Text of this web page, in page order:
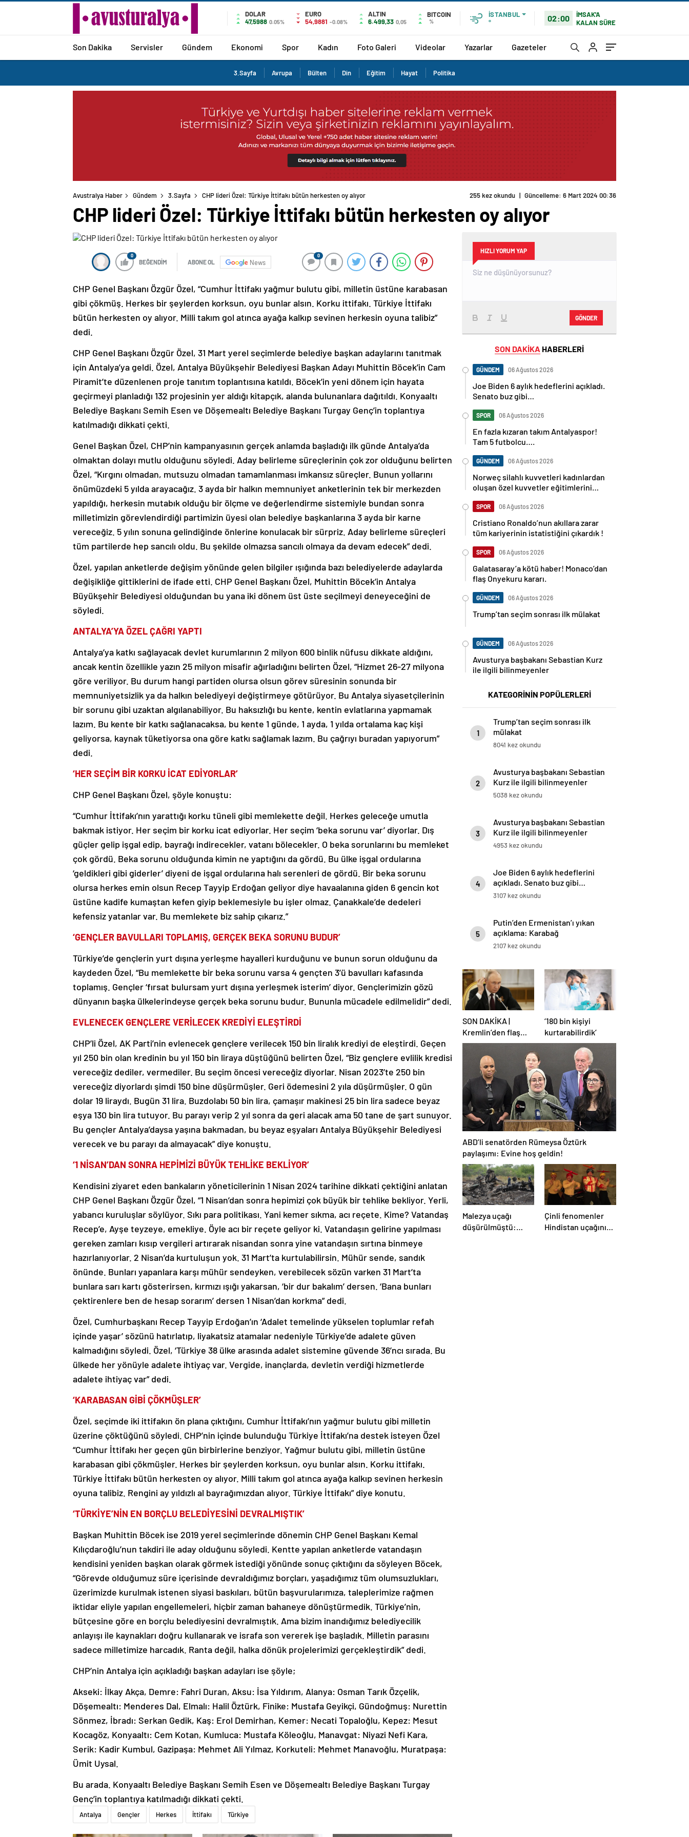
DOLAR
47,5988 0.05%
EURO
54,9881 -0.08%
ALTIN
6.499,33 0,05
BITCOIN
%
İSTANBUL
°
02:00
İMSAK'A
KALAN SÜRE
Son Dakika Servisler Gündem Ekonomi Spor Kadın Foto Galeri Videolar Yazarlar Gazeteler
3.Sayfa Avrupa Bülten Din Eğitim Hayat Politika
Avustralya Haber Gündem 3.Sayfa CHP lideri Özel: Türkiye İttifakı bütün herkesten oy alıyor 255 kez okundu | Güncelleme: 6 Mart 2024 00:36
CHP lideri Özel: Türkiye İttifakı bütün herkesten oy alıyor
0
BEĞENDİM ABONE OL News
0
CHP Genel Başkanı Özgür Özel, “Cumhur İttifakı yağmur bulutu gibi, milletin üstüne karabasan
gibi çökmüş. Herkes bir şeylerden korksun, oyu bunlar alsın. Korku ittifakı. Türkiye İttifakı
bütün herkesten oy alıyor. Milli takım gol atınca ayağa kalkıp sevinen herkesin oyuna talibiz”
dedi.
CHP Genel Başkanı Özgür Özel, 31 Mart yerel seçimlerde belediye başkan adaylarını tanıtmak
için Antalya’ya geldi. Özel, Antalya Büyükşehir Belediyesi Başkan Adayı Muhittin Böcek’in Cam
Piramit’te düzenlenen proje tanıtım toplantısına katıldı. Böcek’in yeni dönem için hayata
geçirmeyi planladığı 132 projesinin yer aldığı kitapçık, alanda bulunanlara dağıtıldı. Konyaaltı
Belediye Başkanı Semih Esen ve Döşemealtı Belediye Başkanı Turgay Genç’in toplantıya
katılmadığı dikkati çekti.
Genel Başkan Özel, CHP’nin kampanyasının gerçek anlamda başladığı ilk günde Antalya’da
olmaktan dolayı mutlu olduğunu söyledi. Aday belirleme süreçlerinin çok zor olduğunu belirten
Özel, “Kırgını olmadan, mutsuzu olmadan tamamlanması imkansız süreçler. Bunun yollarını
önümüzdeki 5 yılda arayacağız. 3 ayda bir halkın memnuniyet anketlerinin tek bir merkezden
yapıldığı, herkesin mutabık olduğu bir ölçme ve değerlendirme sistemiyle bundan sonra
milletimizin görevlendirdiği partimizin üyesi olan belediye başkanlarına 3 ayda bir karne
vereceğiz. 5 yılın sonuna gelindiğinde önlerine konulacak bir sürpriz. Aday belirleme süreçleri
tüm partilerde hep sancılı oldu. Bu şekilde olmazsa sancılı olmaya da devam edecek” dedi.
Özel, yapılan anketlerde değişim yönünde gelen bilgiler ışığında bazı belediyelerde adaylarda
değişikliğe gittiklerini de ifade etti. CHP Genel Başkanı Özel, Muhittin Böcek’in Antalya
Büyükşehir Belediyesi olduğundan bu yana iki dönem üst üste seçilmeyi deneyeceğini de
söyledi.
ANTALYA’YA ÖZEL ÇAĞRI YAPTI
Antalya’ya katkı sağlayacak devlet kurumlarının 2 milyon 600 binlik nüfusu dikkate aldığını,
ancak kentin özellikle yazın 25 milyon misafir ağırladığını belirten Özel, “Hizmet 26-27 milyona
göre veriliyor. Bu durum hangi partiden olursa olsun görev süresinin sonunda bir
memnuniyetsizlik ya da halkın belediyeyi değiştirmeye götürüyor. Bu Antalya siyasetçilerinin
bir sorunu gibi uzaktan algılanabiliyor. Bu haksızlığı bu kente, kentin evlatlarına yapmamak
lazım. Bu kente bir katkı sağlanacaksa, bu kente 1 günde, 1 ayda, 1 yılda ortalama kaç kişi
geliyorsa, kaynak tüketiyorsa ona göre katkı sağlamak lazım. Bu çağrıyı buradan yapıyorum”
dedi.
‘HER SEÇİM BİR KORKU İCAT EDİYORLAR’
CHP Genel Başkanı Özel, şöyle konuştu:
“Cumhur İttifakı’nın yarattığı korku tüneli gibi memlekette değil. Herkes geleceğe umutla
bakmak istiyor. Her seçim bir korku icat ediyorlar. Her seçim ‘beka sorunu var’ diyorlar. Dış
güçler gelip işgal edip, bayrağı indirecekler, vatanı bölecekler. O beka sorunlarını bu memleket
çok gördü. Beka sorunu olduğunda kimin ne yaptığını da gördü. Bu ülke işgal ordularına
‘geldikleri gibi giderler’ diyeni de işgal ordularına halı serenleri de gördü. Bir beka sorunu
olursa herkes emin olsun Recep Tayyip Erdoğan geliyor diye havaalanına giden 6 gencin kot
üstüne kadife kumaştan kefen giyip beklemesiyle bu işler olmaz. Çanakkale’de dedeleri
kefensiz yatanlar var. Bu memlekete biz sahip çıkarız.”
‘GENÇLER BAVULLARI TOPLAMIŞ, GERÇEK BEKA SORUNU BUDUR’
Türkiye’de gençlerin yurt dışına yerleşme hayalleri kurduğunu ve bunun sorun olduğunu da
kaydeden Özel, “Bu memlekette bir beka sorunu varsa 4 gençten 3’ü bavulları kafasında
toplamış. Gençler ‘fırsat bulursam yurt dışına yerleşmek isterim’ diyor. Gençlerimizin gözü
dünyanın başka ülkelerindeyse gerçek beka sorunu budur. Bununla mücadele edilmelidir” dedi.
EVLENECEK GENÇLERE VERİLECEK KREDİYİ ELEŞTİRDİ
CHP’li Özel, AK Parti’nin evlenecek gençlere verilecek 150 bin liralık krediyi de eleştirdi. Geçen
yıl 250 bin olan kredinin bu yıl 150 bin liraya düştüğünü belirten Özel, “Biz gençlere evlilik kredisi
vereceğiz dediler, vermediler. Bu seçim öncesi vereceğiz diyorlar. Nisan 2023’te 250 bin
vereceğiz diyorlardı şimdi 150 bine düşürmüşler. Geri ödemesini 2 yıla düşürmüşler. O gün
dolar 19 liraydı. Bugün 31 lira. Buzdolabı 50 bin lira, çamaşır makinesi 25 bin lira sadece beyaz
eşya 130 bin lira tutuyor. Bu parayı verip 2 yıl sonra da geri alacak ama 50 tane de şart sunuyor.
Bu gençler Antalya’daysa yaşına bakmadan, bu beyaz eşyaları Antalya Büyükşehir Belediyesi
verecek ve bu parayı da almayacak” diye konuştu.
‘1 NİSAN’DAN SONRA HEPİMİZİ BÜYÜK TEHLİKE BEKLİYOR’
Kendisini ziyaret eden bankaların yöneticilerinin 1 Nisan 2024 tarihine dikkati çektiğini anlatan
CHP Genel Başkanı Özgür Özel, “1 Nisan’dan sonra hepimizi çok büyük bir tehlike bekliyor. Yerli,
yabancı kuruluşlar söylüyor. Sıkı para politikası. Yani kemer sıkma, acı reçete. Kime? Vatandaş
Recep’e, Ayşe teyzeye, emekliye. Öyle acı bir reçete geliyor ki. Vatandaşın gelirine yapılması
gereken zamları kısıp vergileri artırarak nisandan sonra yine vatandaşın sırtına binmeye
hazırlanıyorlar. 2 Nisan’da kurtuluşun yok. 31 Mart’ta kurtulabilirsin. Mühür sende, sandık
önünde. Bunları yapanlara karşı mühür sendeyken, verebilecek sözün varken 31 Mart’ta
bunlara sarı kartı gösterirsen, kırmızı ışığı yakarsan, ‘bir dur bakalım’ dersen. ‘Bana bunları
çektirenlere ben de hesap sorarım’ dersen 1 Nisan’dan korkma” dedi.
Özel, Cumhurbaşkanı Recep Tayyip Erdoğan’ın ‘Adalet temelinde yükselen toplumlar refah
içinde yaşar’ sözünü hatırlatıp, liyakatsiz atamalar nedeniyle Türkiye’de adalete güven
kalmadığını söyledi. Özel, ‘Türkiye 38 ülke arasında adalet sistemine güvende 36’ncı sırada. Bu
ülkede her yönüyle adalete ihtiyaç var. Vergide, inançlarda, devletin verdiği hizmetlerde
adalete ihtiyaç var” dedi.
‘KARABASAN GİBİ ÇÖKMÜŞLER’
Özel, seçimde iki ittifakın ön plana çıktığını, Cumhur İttifakı’nın yağmur bulutu gibi milletin
üzerine çöktüğünü söyledi. CHP’nin içinde bulunduğu Türkiye İttifakı’na destek isteyen Özel
“Cumhur İttifakı her geçen gün birbirlerine benziyor. Yağmur bulutu gibi, milletin üstüne
karabasan gibi çökmüşler. Herkes bir şeylerden korksun, oyu bunlar alsın. Korku ittifakı.
Türkiye İttifakı bütün herkesten oy alıyor. Milli takım gol atınca ayağa kalkıp sevinen herkesin
oyuna talibiz. Rengini ay yıldızlı al bayrağımızdan alıyor. Türkiye İttifakı” diye konutu.
‘TÜRKİYE’NİN EN BORÇLU BELEDİYESİNİ DEVRALMIŞTIK’
Başkan Muhittin Böcek ise 2019 yerel seçimlerinde dönemin CHP Genel Başkanı Kemal
Kılıçdaroğlu’nun takdiri ile aday olduğunu söyledi. Kentte yapılan anketlerde vatandaşın
kendisini yeniden başkan olarak görmek istediği yönünde sonuç çıktığını da söyleyen Böcek,
“Görevde olduğumuz süre içerisinde devraldığımız borçları, yaşadığımız tüm olumsuzlukları,
üzerimizde kurulmak istenen siyasi baskıları, bütün başvurularımıza, taleplerimize rağmen
iktidar eliyle yapılan engellemeleri, hiçbir zaman bahaneye dönüştürmedik. Türkiye’nin,
bütçesine göre en borçlu belediyesini devralmıştık. Ama bizim inandığımız belediyecilik
anlayışı ile kaynakları doğru kullanarak ve israfa son vererek işe başladık. Milletin parasını
sadece milletimize harcadık. Ranta değil, halka dönük projelerimizi gerçekleştirdik” dedi.
CHP’nin Antalya için açıkladığı başkan adayları ise şöyle;
Akseki: İlkay Akça, Demre: Fahri Duran, Aksu: İsa Yıldırım, Alanya: Osman Tarık Özçelik,
Döşemealtı: Menderes Dal, Elmalı: Halil Öztürk, Finike: Mustafa Geyikçi, Gündoğmuş: Nurettin
Sönmez, İbradı: Serkan Gedik, Kaş: Erol Demirhan, Kemer: Necati Topaloğlu, Kepez: Mesut
Kocagöz, Konyaaltı: Cem Kotan, Kumluca: Mustafa Köleoğlu, Manavgat: Niyazi Nefi Kara,
Serik: Kadir Kumbul, Gazipaşa: Mehmet Ali Yılmaz, Korkuteli: Mehmet Manavoğlu, Muratpaşa:
Ümit Uysal.
Bu arada. Konyaaltı Belediye Başkanı Semih Esen ve Döşemealtı Belediye Başkanı Turgay
Genç’in toplantıya katılmadığı dikkati çekti.
Antalya Gençler Herkes İttifakı Türkiye
HIZLI YORUM YAP
GÖNDER
SON DAKİKA HABERLERİ
GÜNDEM 06 Ağustos 2026
Joe Biden 6 aylık hedeflerini açıkladı.
Senato buz gibi…
SPOR 06 Ağustos 2026
En fazla kızaran takım Antalyaspor!
Tam 5 futbolcu….
GÜNDEM 06 Ağustos 2026
Norweç silahlı kuvvetleri kadınlardan
oluşan özel kuvvetler eğitimlerini
SPOR 06 Ağustos 2026
Cristiano Ronaldo’nun akıllara zarar
tüm kariyerinin istatistiğini çıkardık !
SPOR 06 Ağustos 2026
Galatasaray’a kötü haber! Monaco’dan
flaş Onyekuru kararı.
GÜNDEM 06 Ağustos 2026
Trump’tan seçim sonrası ilk mülakat
GÜNDEM 06 Ağustos 2026
Avusturya başbakanı Sebastian Kurz
ile ilgili bilinmeyenler
KATEGORİNİN POPÜLERLERİ
1
Trump’tan seçim sonrası ilk
mülakat
8041 kez okundu
2
Avusturya başbakanı Sebastian
Kurz ile ilgili bilinmeyenler
5038 kez okundu
3
Avusturya başbakanı Sebastian
Kurz ile ilgili bilinmeyenler
4953 kez okundu
4
Joe Biden 6 aylık hedeflerini
açıkladı. Senato buz gibi…
3107 kez okundu
5
Putin’den Ermenistan’ı yıkan
açıklama: Karabağ
Azerbaycan’ın ayrılmaz bir
2107 kez okundu
SON DAKİKA |
Kremlin’den flaş
Türkiye açıklaması!
‘180 bin kişiyi
kurtarabilirdik’
ABD’li senatörden Rümeysa Öztürk
paylaşımı: Evine hoş geldin!
Malezya uçağı
düşürülmüştü:
Çinli fenomenler
Hindistan uçağının